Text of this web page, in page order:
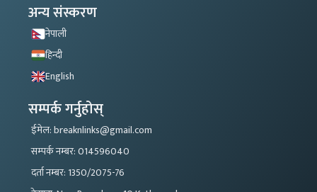
अन्य संस्करण
नेपाली
हिन्दी
English
सम्पर्क गर्नुहोस्
ईमेल: breaknlinks@gmail.com
सम्पर्क नम्बर: 014596040
दर्ता नम्बर: 1350/2075-76